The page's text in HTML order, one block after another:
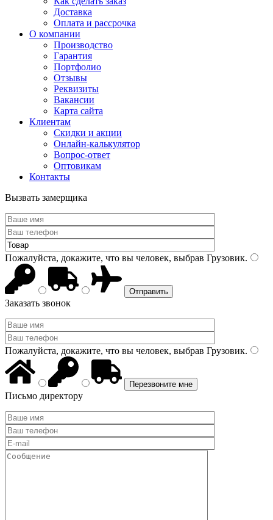
Доставка
Оплата и рассрочка
О компании
Производство
Гарантия
Портфолио
Отзывы
Реквизиты
Вакансии
Карта сайта
Клиентам
Скидки и акции
Онлайн-калькулятор
Вопрос-ответ
Оптовикам
Контакты
Вызвать замерщика
Пожалуйста, докажите, что вы человек, выбрав Грузовик.
Заказать звонок
Пожалуйста, докажите, что вы человек, выбрав Грузовик.
Письмо директору